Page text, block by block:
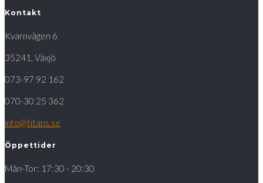
Kontakt
Kvarnvägen 6
35241, Växjö
073-97 92 162
070-30 25 362
info@titans.se
Öppettider
Mån-Tor: 17:30 - 20:30